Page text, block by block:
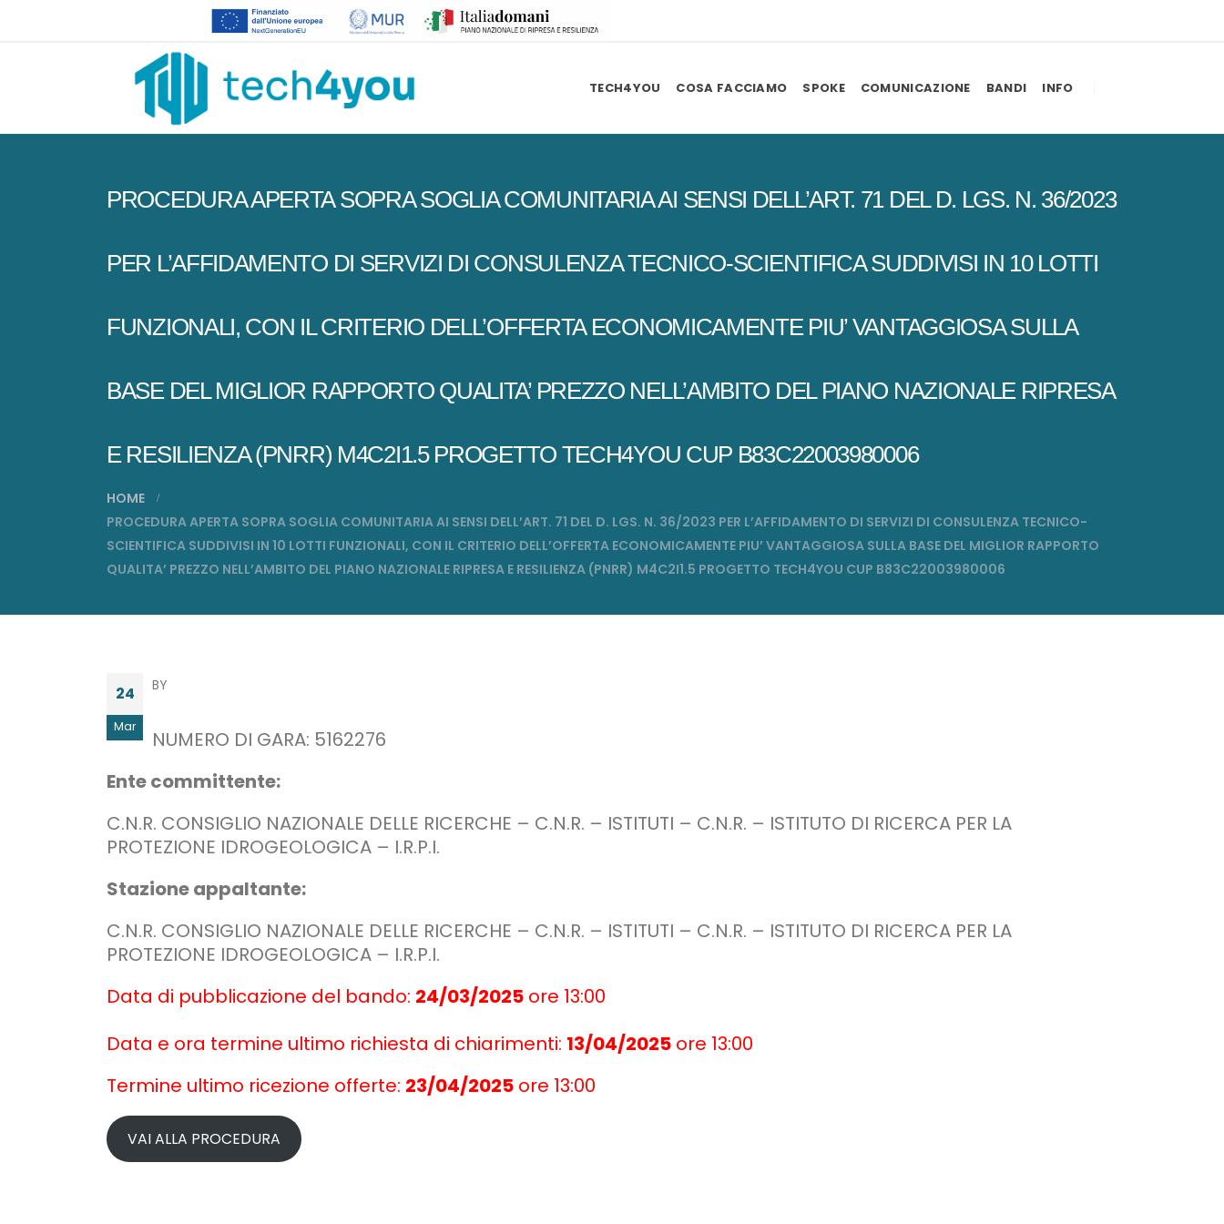
TECH4YOU COSA FACCIAMO SPOKE COMUNICAZIONE BANDI INFO
PROCEDURA APERTA SOPRA SOGLIA COMUNITARIA AI SENSI DELL’ART. 71 DEL D. LGS. N. 36/2023
PER L’AFFIDAMENTO DI SERVIZI DI CONSULENZA TECNICO-SCIENTIFICA SUDDIVISI IN 10 LOTTI
FUNZIONALI, CON IL CRITERIO DELL’OFFERTA ECONOMICAMENTE PIU’ VANTAGGIOSA SULLA
BASE DEL MIGLIOR RAPPORTO QUALITA’ PREZZO NELL’AMBITO DEL PIANO NAZIONALE RIPRESA
E RESILIENZA (PNRR) M4C2I1.5 PROGETTO TECH4YOU CUP B83C22003980006
HOME
PROCEDURA APERTA SOPRA SOGLIA COMUNITARIA AI SENSI DELL’ART. 71 DEL D. LGS. N. 36/2023 PER L’AFFIDAMENTO DI SERVIZI DI CONSULENZA TECNICO-
SCIENTIFICA SUDDIVISI IN 10 LOTTI FUNZIONALI, CON IL CRITERIO DELL’OFFERTA ECONOMICAMENTE PIU’ VANTAGGIOSA SULLA BASE DEL MIGLIOR RAPPORTO
QUALITA’ PREZZO NELL’AMBITO DEL PIANO NAZIONALE RIPRESA E RESILIENZA (PNRR) M4C2I1.5 PROGETTO TECH4YOU CUP B83C22003980006
24
Mar
BY
NUMERO DI GARA: 5162276
Ente committente:
C.N.R. CONSIGLIO NAZIONALE DELLE RICERCHE – C.N.R. – ISTITUTI – C.N.R. – ISTITUTO DI RICERCA PER LA
PROTEZIONE IDROGEOLOGICA – I.R.P.I.
Stazione appaltante:
C.N.R. CONSIGLIO NAZIONALE DELLE RICERCHE – C.N.R. – ISTITUTI – C.N.R. – ISTITUTO DI RICERCA PER LA
PROTEZIONE IDROGEOLOGICA – I.R.P.I.
Data di pubblicazione del bando: 24/03/2025 ore 13:00
Data e ora termine ultimo richiesta di chiarimenti: 13/04/2025 ore 13:00
Termine ultimo ricezione offerte: 23/04/2025 ore 13:00
VAI ALLA PROCEDURA